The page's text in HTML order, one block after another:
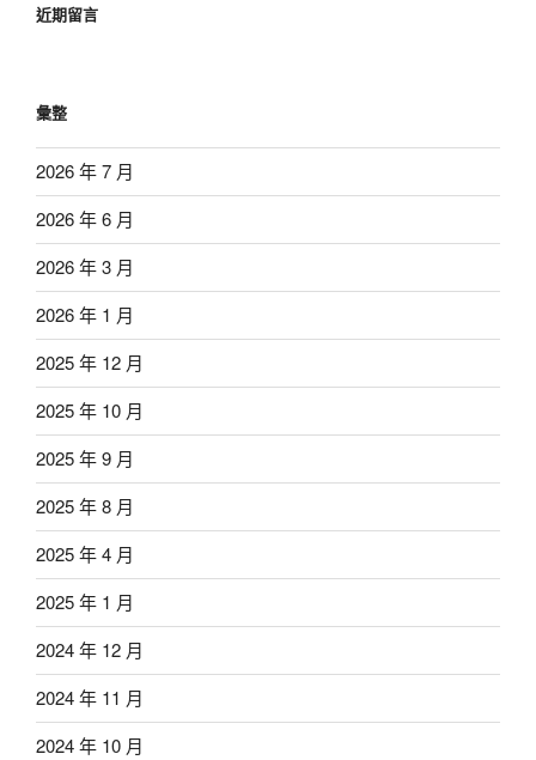
近期留言
彙整
2026 年 7 月
2026 年 6 月
2026 年 3 月
2026 年 1 月
2025 年 12 月
2025 年 10 月
2025 年 9 月
2025 年 8 月
2025 年 4 月
2025 年 1 月
2024 年 12 月
2024 年 11 月
2024 年 10 月